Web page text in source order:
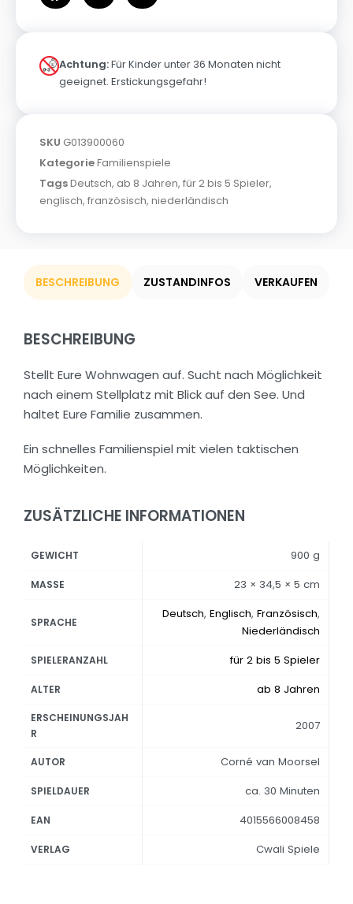
Achtung:Für Kinder unter 36 Monaten nicht
geeignet. Erstickungsgefahr!
SKU G013900060
KategorieFamilienspiele
TagsDeutsch, ab 8 Jahren, für 2 bis 5 Spieler,
englisch, französisch, niederländisch
BESCHREIBUNG ZUSTANDINFOS VERKAUFEN
BESCHREIBUNG
Stellt Eure Wohnwagen auf. Sucht nach Möglichkeit
nach einem Stellplatz mit Blick auf den See. Und
haltet Eure Familie zusammen.
Ein schnelles Familienspiel mit vielen taktischen
Möglichkeiten.
ZUSÄTZLICHE INFORMATIONEN
GEWICHT 900 g
MASSE 23 × 34,5 × 5 cm
SPRACHE
Deutsch, Englisch, Französisch,
Niederländisch
SPIELERANZAHL für 2 bis 5 Spieler
ALTER ab 8 Jahren
ERSCHEINUNGSJAH
R
2007
AUTOR Corné van Moorsel
SPIELDAUER ca. 30 Minuten
EAN 4015566008458
VERLAG Cwali Spiele